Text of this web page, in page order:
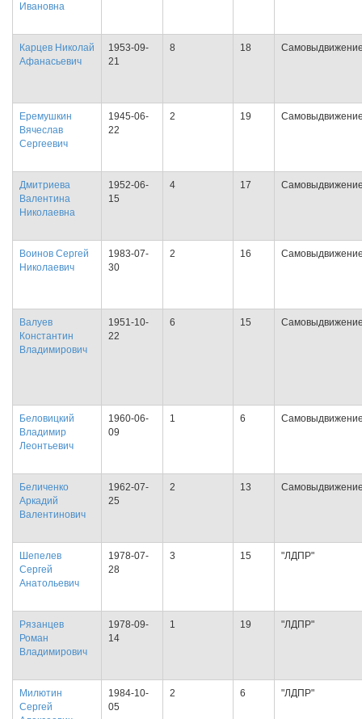
Ивановна
Карцев Николай
Афанасьевич
1953-09-
21
8 18
Еремушкин
Вячеслав
Сергеевич
1945-06-
22
2 19
Дмитриева
Валентина
Николаевна
1952-06-
15
4 17
Воинов Сергей
Николаевич
1983-07-
30
2 16
Валуев
Константин
Владимирович
1951-10-
22
6 15
Беловицкий
Владимир
Леонтьевич
1960-06-
09
1 6
Беличенко
Аркадий
Валентинович
1962-07-
25
2 13
Шепелев
Сергей
Анатольевич
1978-07-
28
3 15 "ЛДПР"
Рязанцев
Роман
Владимирович
1978-09-
14
1 19 "ЛДПР"
Милютин
Сергей
1984-10-
05
2 6 "ЛДПР"